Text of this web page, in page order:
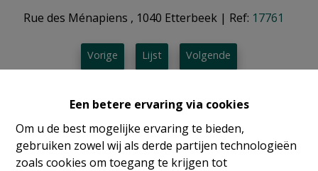
Een betere ervaring via cookies
Om u de best mogelijke ervaring te bieden,
gebruiken zowel wij als derde partijen technologieën
zoals cookies om toegang te krijgen tot
Rue des Ménapiens , 1040 Etterbeek | Ref: 17761
Vorige Lijst Volgende